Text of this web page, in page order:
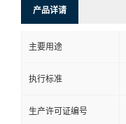
产品详请
主要用途
执行标准
生产许可证编号